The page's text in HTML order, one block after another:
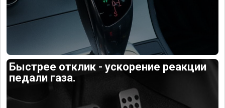
Быстрее отклик - ускорение реакции
педали газа.